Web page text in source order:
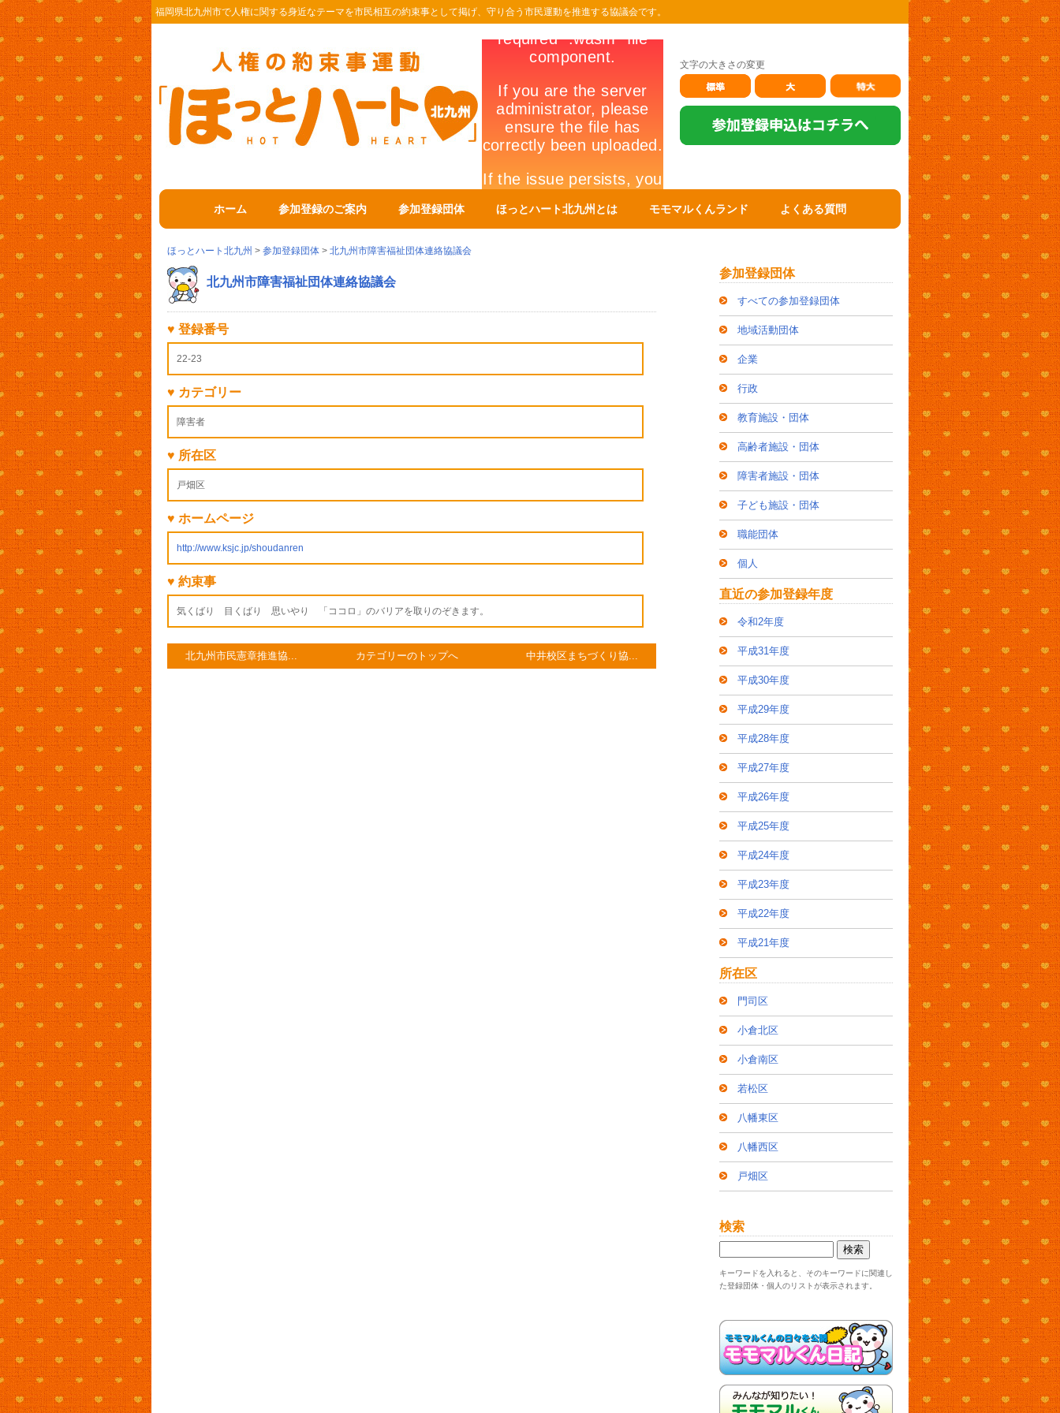
福岡県北九州市で人権に関する身近なテーマを市民相互の約束事として掲げ、守り合う市民運動を推進する協議会です。
文字の大きさの変更
ホーム 参加登録のご案内 参加登録団体 ほっとハート北九州とは モモマルくんランド よくある質問
ほっとハート北九州 > 参加登録団体 > 北九州市障害福祉団体連絡協議会
北九州市障害福祉団体連絡協議会
♥ 登録番号
22-23
♥ カテゴリー
障害者
♥ 所在区
戸畑区
♥ ホームページ
http://www.ksjc.jp/shoudanren
♥ 約束事
気くばり 目くばり 思いやり 「ココロ」のバリアを取りのぞきます。
北九州市民憲章推進協... カテゴリーのトップへ 中井校区まちづくり協...
参加登録団体
すべての参加登録団体
地域活動団体
企業
行政
教育施設・団体
高齢者施設・団体
障害者施設・団体
子ども施設・団体
職能団体
個人
直近の参加登録年度
令和2年度
平成31年度
平成30年度
平成29年度
平成28年度
平成27年度
平成26年度
平成25年度
平成24年度
平成23年度
平成22年度
平成21年度
所在区
門司区
小倉北区
小倉南区
若松区
八幡東区
八幡西区
戸畑区
検索
キーワードを入れると、そのキーワードに関連し
た登録団体・個人のリストが表示されます。